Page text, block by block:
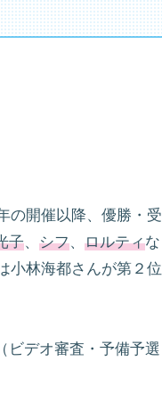
の開催以降、優勝・受
子、 シフ、 ロルティな
小林海都さんが第２位
（ビデオ審査・予備予選